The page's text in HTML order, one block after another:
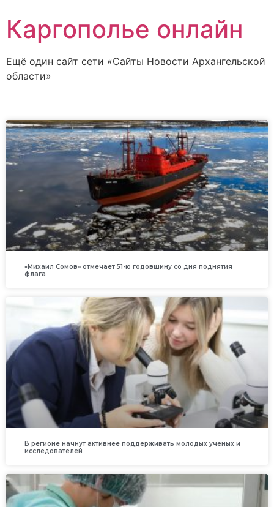
Каргополье онлайн
Ещё один сайт сети «Сайты Новости Архангельской
области»
«Михаил Сомов» отмечает 51-ю годовщину со дня поднятия
флага
В регионе начнут активнее поддерживать молодых ученых и
исследователей